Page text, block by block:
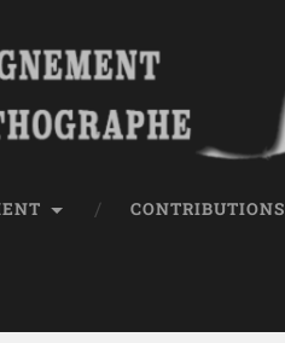
CONTRIBUTIONS